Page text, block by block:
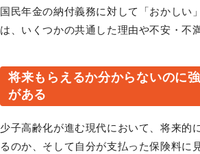
国民年金の納付義務に対して「おかしい
は、いくつかの共通した理由や不安・不
将来もらえるか分からないのに
がある
少子高齢化が進む現代において、将来的
るのか、そして自分が支払った保険料に